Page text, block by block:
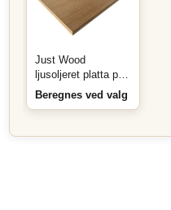
Just Wood
ljusoljeret platta på
mått
Beregnes ved valg